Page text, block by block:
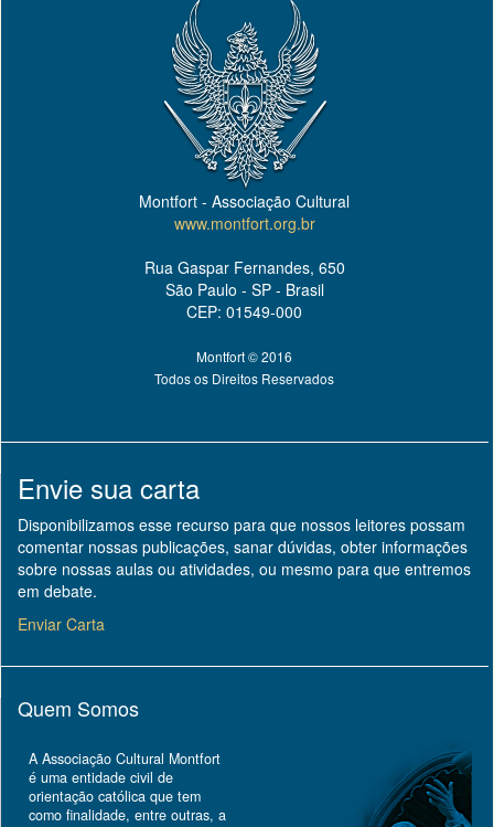
Montfort - Associação Cultural
www.montfort.org.br
Rua Gaspar Fernandes, 650
São Paulo - SP - Brasil
CEP: 01549-000
Montfort © 2016
Todos os Direitos Reservados
Envie sua carta
Disponibilizamos esse recurso para que nossos leitores possam
comentar nossas publicações, sanar dúvidas, obter informações
sobre nossas aulas ou atividades, ou mesmo para que entremos
em debate.
Enviar Carta
Quem Somos
A Associação Cultural Montfort
é uma entidade civil de
orientação católica que tem
como finalidade, entre outras, a